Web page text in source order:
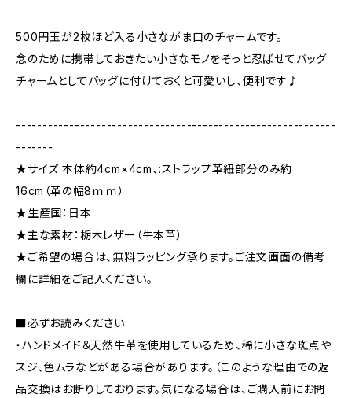
500円玉が2枚ほど入る小さながま口のチャームです。
念のために携帯しておきたい小さなモノをそっと忍ばせてバッグ
チャームとしてバッグに付けておくと可愛いし、便利です♪
------------------------------------------------------------
-------
★サイズ:本体約4cm×4cm、:ストラップ革紐部分のみ約
16cm（革の幅8ｍｍ）
★生産国：日本
★主な素材：栃木レザー（牛本革）
★ご希望の場合は、無料ラッピング承ります。ご注文画面の備考
欄に詳細をご記入ください。
■必ずお読みください
・ハンドメイド＆天然牛革を使用しているため、稀に小さな斑点や
スジ、色ムラなどがある場合があります。（このような理由での返
品交換はお断りしております。気になる場合は、ご購入前にお問